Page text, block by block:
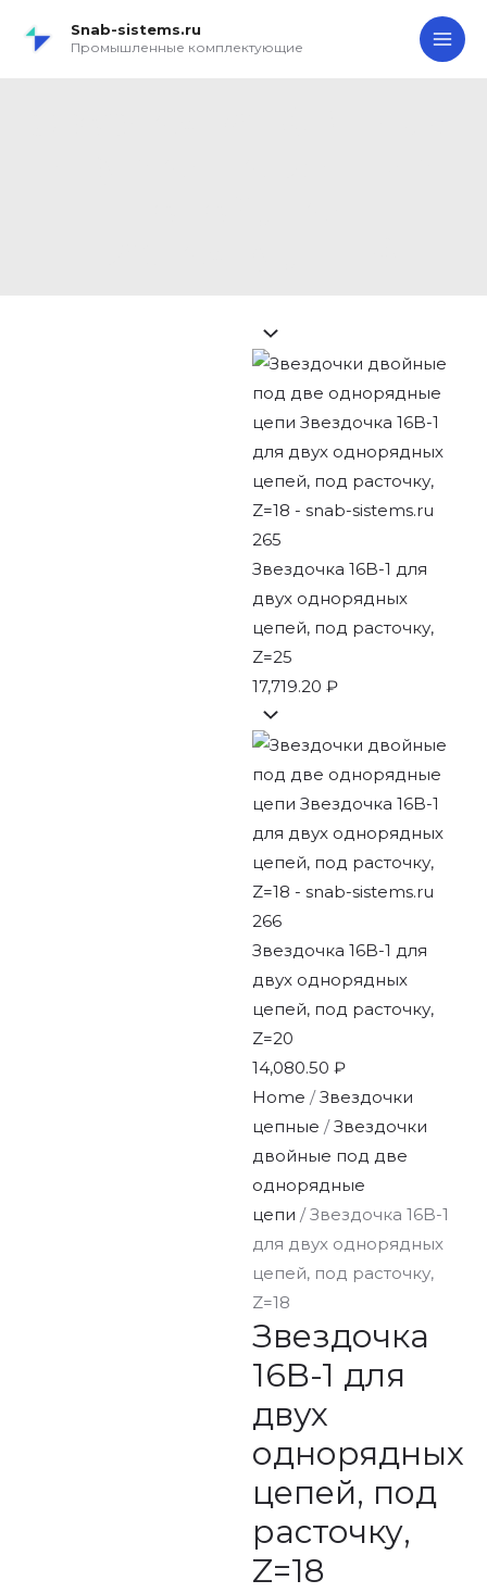
Snab-sistems.ru
Промышленные комплектующие
Звездочка 16B-1 для
двух однорядных
цепей, под расточку,
Z=25
17,719.20₽
Звездочка 16B-1 для
двух однорядных
цепей, под расточку,
Z=20
14,080.50₽
Home /Звездочки
цепные /Звездочки
двойные под две
однорядные
цепи / Звездочка 16B-1
для двух однорядных
цепей, под расточку,
Z=18
Звездочка
16B-1 для
двух
однорядных
цепей, под
расточку,
Z=18
16B-